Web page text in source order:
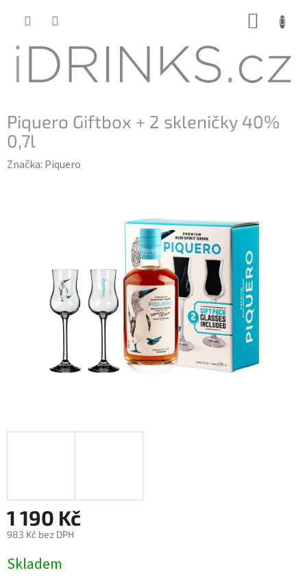
Piquero Giftbox + 2 skleničky 40%
0,7l
Značka: Piquero
1 190 Kč
983 Kč bez DPH
cena:
Skladem